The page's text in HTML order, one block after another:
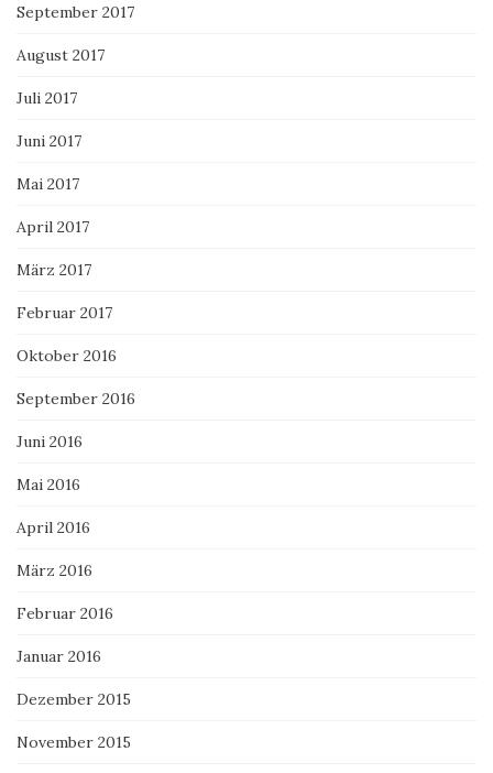
September 2017
August 2017
Juli 2017
Juni 2017
Mai 2017
April 2017
März 2017
Februar 2017
Oktober 2016
September 2016
Juni 2016
Mai 2016
April 2016
März 2016
Februar 2016
Januar 2016
Dezember 2015
November 2015